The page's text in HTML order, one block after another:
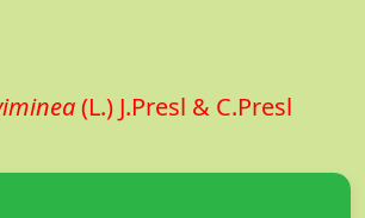
(L.) J.Presl & C.Presl